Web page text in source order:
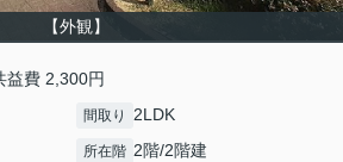
【外観】
益費 2,300円
間取り 2LDK
所在階 2階/2階建